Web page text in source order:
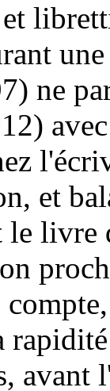
ne
et
livre